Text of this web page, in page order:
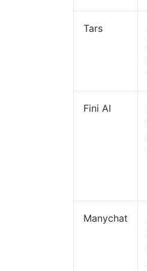
Tars
Fini AI
Manychat